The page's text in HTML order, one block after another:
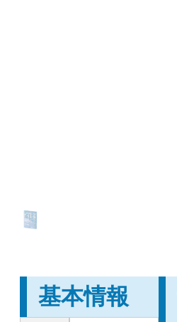
基本情報